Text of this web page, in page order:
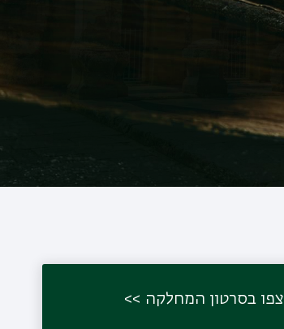
צפו בסרטון המחלקה